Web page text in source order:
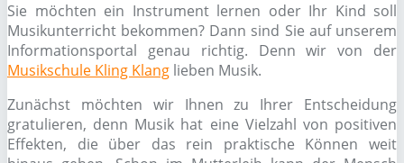
Sie möchten ein Instrument lernen oder Ihr Kind soll
Musikunterricht bekommen? Dann sind Sie auf unserem
Informationsportal genau richtig. Denn wir von der
Musikschule Kling Klang lieben Musik.
Zunächst möchten wir Ihnen zu Ihrer Entscheidung
gratulieren, denn Musik hat eine Vielzahl von positiven
Effekten, die über das rein praktische Können weit